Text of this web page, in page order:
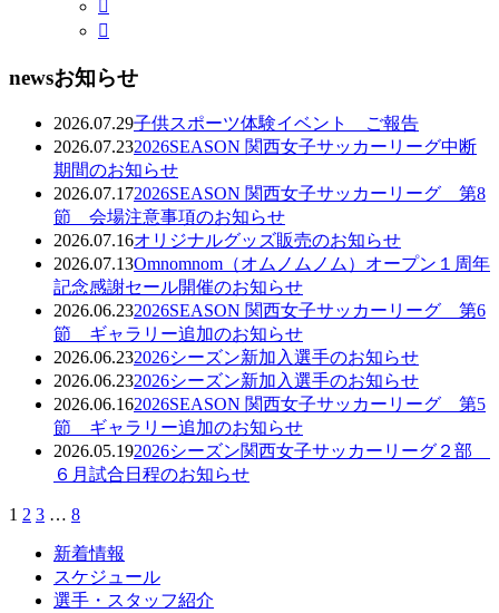
newsお知らせ
2026.07.29子供スポーツ体験イベント ご報告
2026.07.232026SEASON 関西女子サッカーリーグ中断
期間のお知らせ
2026.07.172026SEASON 関西女子サッカーリーグ 第8
節 会場注意事項のお知らせ
2026.07.16オリジナルグッズ販売のお知らせ
2026.07.13Omnomnom（オムノムノム）オープン１周年
記念感謝セール開催のお知らせ
2026.06.232026SEASON 関西女子サッカーリーグ 第6
節 ギャラリー追加のお知らせ
2026.06.232026シーズン新加入選手のお知らせ
2026.06.232026シーズン新加入選手のお知らせ
2026.06.162026SEASON 関西女子サッカーリーグ 第5
節 ギャラリー追加のお知らせ
2026.05.192026シーズン関西女子サッカーリーグ２部
６月試合日程のお知らせ
1 2 3 … 8
新着情報
スケジュール
選手・スタッフ紹介